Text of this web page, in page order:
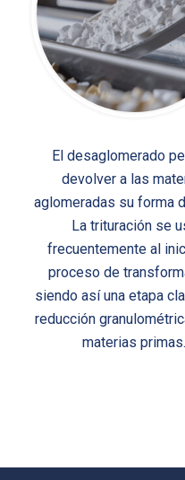
El desaglomerado
devolver a las
aglomeradas su forma
La trituración se
frecuentemente al
proceso de
siendo así una etapa
reducción
materias primas.